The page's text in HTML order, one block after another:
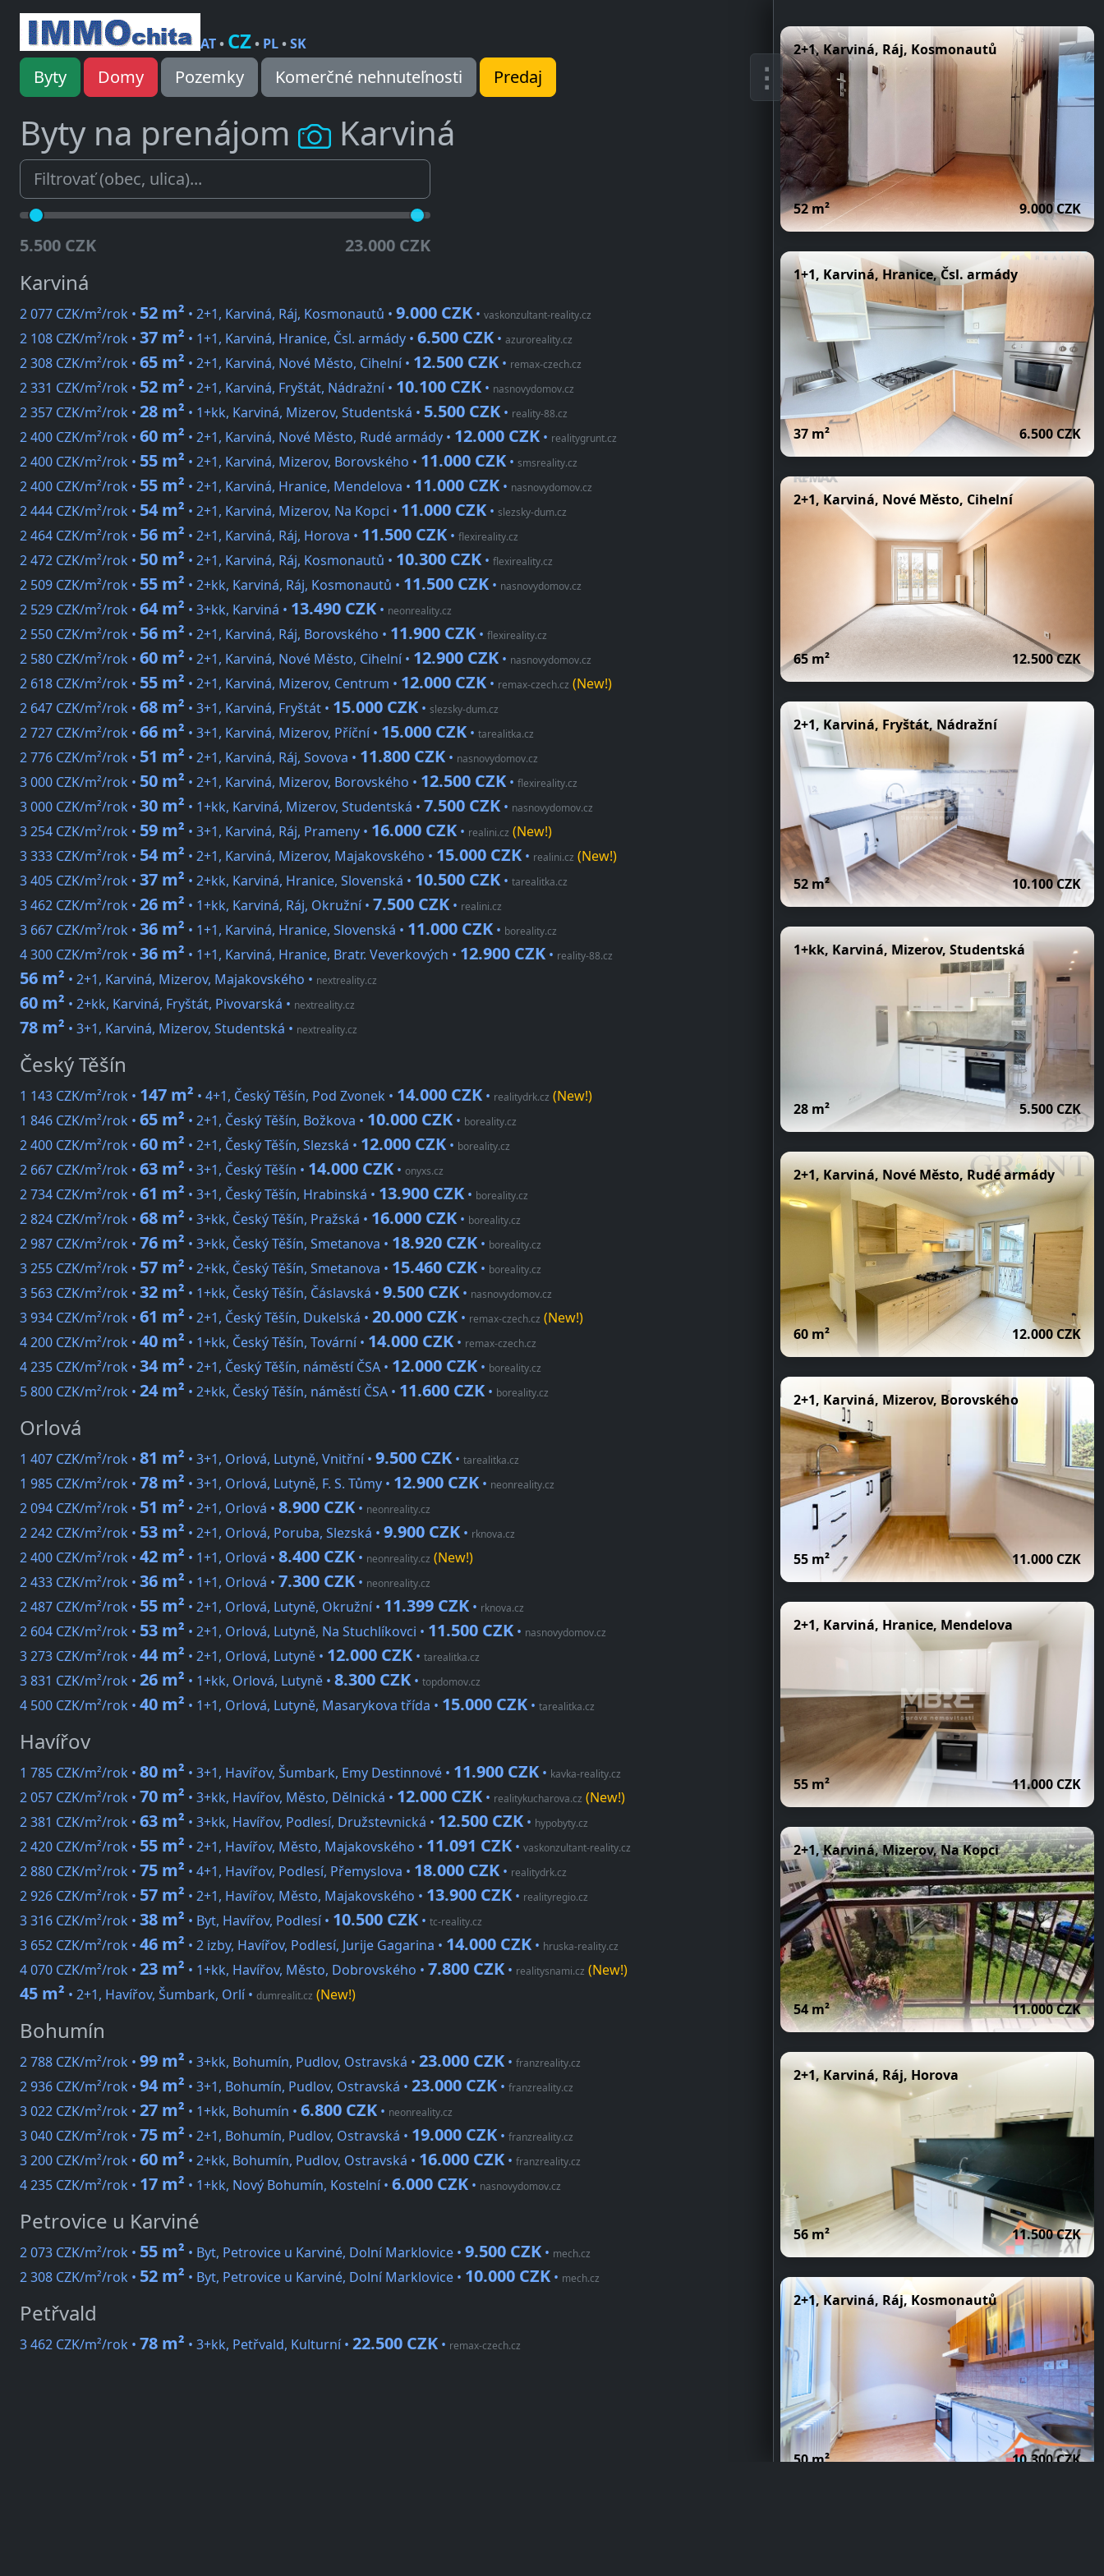
AT• CZ• PL•SK
Byty Domy Pozemky Komerčné nehnuteľnosti Predaj
Byty na prenájom Karviná
5.500 CZK 23.000 CZK
Karviná
2 077 CZK/m²/rok • 52 m² • 2+1, Karviná, Ráj, Kosmonautů • 9.000 CZK • vaskonzultant-reality.cz
2 108 CZK/m²/rok • 37 m² • 1+1, Karviná, Hranice, Čsl. armády • 6.500 CZK • azuroreality.cz
2 308 CZK/m²/rok • 65 m² • 2+1, Karviná, Nové Město, Cihelní • 12.500 CZK • remax-czech.cz
2 331 CZK/m²/rok • 52 m² • 2+1, Karviná, Fryštát, Nádražní • 10.100 CZK • nasnovydomov.cz
2 357 CZK/m²/rok • 28 m² • 1+kk, Karviná, Mizerov, Studentská • 5.500 CZK • reality-88.cz
2 400 CZK/m²/rok • 60 m² • 2+1, Karviná, Nové Město, Rudé armády • 12.000 CZK • realitygrunt.cz
2 400 CZK/m²/rok • 55 m² • 2+1, Karviná, Mizerov, Borovského • 11.000 CZK • smsreality.cz
2 400 CZK/m²/rok • 55 m² • 2+1, Karviná, Hranice, Mendelova • 11.000 CZK • nasnovydomov.cz
2 444 CZK/m²/rok • 54 m² • 2+1, Karviná, Mizerov, Na Kopci • 11.000 CZK • slezsky-dum.cz
2 464 CZK/m²/rok • 56 m² • 2+1, Karviná, Ráj, Horova • 11.500 CZK • flexireality.cz
2 472 CZK/m²/rok • 50 m² • 2+1, Karviná, Ráj, Kosmonautů • 10.300 CZK • flexireality.cz
2 509 CZK/m²/rok • 55 m² • 2+kk, Karviná, Ráj, Kosmonautů • 11.500 CZK • nasnovydomov.cz
2 529 CZK/m²/rok • 64 m² • 3+kk, Karviná • 13.490 CZK • neonreality.cz
2 550 CZK/m²/rok • 56 m² • 2+1, Karviná, Ráj, Borovského • 11.900 CZK • flexireality.cz
2 580 CZK/m²/rok • 60 m² • 2+1, Karviná, Nové Město, Cihelní • 12.900 CZK • nasnovydomov.cz
2 618 CZK/m²/rok • 55 m² • 2+1, Karviná, Mizerov, Centrum • 12.000 CZK • remax-czech.cz (New!)
2 647 CZK/m²/rok • 68 m² • 3+1, Karviná, Fryštát • 15.000 CZK • slezsky-dum.cz
2 727 CZK/m²/rok • 66 m² • 3+1, Karviná, Mizerov, Příční • 15.000 CZK • tarealitka.cz
2 776 CZK/m²/rok • 51 m² • 2+1, Karviná, Ráj, Sovova • 11.800 CZK • nasnovydomov.cz
3 000 CZK/m²/rok • 50 m² • 2+1, Karviná, Mizerov, Borovského • 12.500 CZK • flexireality.cz
3 000 CZK/m²/rok • 30 m² • 1+kk, Karviná, Mizerov, Studentská • 7.500 CZK • nasnovydomov.cz
3 254 CZK/m²/rok • 59 m² • 3+1, Karviná, Ráj, Prameny • 16.000 CZK • realini.cz (New!)
3 333 CZK/m²/rok • 54 m² • 2+1, Karviná, Mizerov, Majakovského • 15.000 CZK • realini.cz (New!)
3 405 CZK/m²/rok • 37 m² • 2+kk, Karviná, Hranice, Slovenská • 10.500 CZK • tarealitka.cz
3 462 CZK/m²/rok • 26 m² • 1+kk, Karviná, Ráj, Okružní • 7.500 CZK • realini.cz
3 667 CZK/m²/rok • 36 m² • 1+1, Karviná, Hranice, Slovenská • 11.000 CZK • boreality.cz
4 300 CZK/m²/rok • 36 m² • 1+1, Karviná, Hranice, Bratr. Veverkových • 12.900 CZK • reality-88.cz
56 m² • 2+1, Karviná, Mizerov, Majakovského • nextreality.cz
60 m² • 2+kk, Karviná, Fryštát, Pivovarská • nextreality.cz
78 m² • 3+1, Karviná, Mizerov, Studentská • nextreality.cz
Český Těšín
1 143 CZK/m²/rok • 147 m² • 4+1, Český Těšín, Pod Zvonek • 14.000 CZK • realitydrk.cz (New!)
1 846 CZK/m²/rok • 65 m² • 2+1, Český Těšín, Božkova • 10.000 CZK • boreality.cz
2 400 CZK/m²/rok • 60 m² • 2+1, Český Těšín, Slezská • 12.000 CZK • boreality.cz
2 667 CZK/m²/rok • 63 m² • 3+1, Český Těšín • 14.000 CZK • onyxs.cz
2 734 CZK/m²/rok • 61 m² • 3+1, Český Těšín, Hrabinská • 13.900 CZK • boreality.cz
2 824 CZK/m²/rok • 68 m² • 3+kk, Český Těšín, Pražská • 16.000 CZK • boreality.cz
2 987 CZK/m²/rok • 76 m² • 3+kk, Český Těšín, Smetanova • 18.920 CZK • boreality.cz
3 255 CZK/m²/rok • 57 m² • 2+kk, Český Těšín, Smetanova • 15.460 CZK • boreality.cz
3 563 CZK/m²/rok • 32 m² • 1+kk, Český Těšín, Čáslavská • 9.500 CZK • nasnovydomov.cz
3 934 CZK/m²/rok • 61 m² • 2+1, Český Těšín, Dukelská • 20.000 CZK • remax-czech.cz (New!)
4 200 CZK/m²/rok • 40 m² • 1+kk, Český Těšín, Tovární • 14.000 CZK • remax-czech.cz
4 235 CZK/m²/rok • 34 m² • 2+1, Český Těšín, náměstí ČSA • 12.000 CZK • boreality.cz
5 800 CZK/m²/rok • 24 m² • 2+kk, Český Těšín, náměstí ČSA • 11.600 CZK • boreality.cz
Orlová
1 407 CZK/m²/rok • 81 m² • 3+1, Orlová, Lutyně, Vnitřní • 9.500 CZK • tarealitka.cz
1 985 CZK/m²/rok • 78 m² • 3+1, Orlová, Lutyně, F. S. Tůmy • 12.900 CZK • neonreality.cz
2 094 CZK/m²/rok • 51 m² • 2+1, Orlová • 8.900 CZK • neonreality.cz
2 242 CZK/m²/rok • 53 m² • 2+1, Orlová, Poruba, Slezská • 9.900 CZK • rknova.cz
2 400 CZK/m²/rok • 42 m² • 1+1, Orlová • 8.400 CZK • neonreality.cz (New!)
2 433 CZK/m²/rok • 36 m² • 1+1, Orlová • 7.300 CZK • neonreality.cz
2 487 CZK/m²/rok • 55 m² • 2+1, Orlová, Lutyně, Okružní • 11.399 CZK • rknova.cz
2 604 CZK/m²/rok • 53 m² • 2+1, Orlová, Lutyně, Na Stuchlíkovci • 11.500 CZK • nasnovydomov.cz
3 273 CZK/m²/rok • 44 m² • 2+1, Orlová, Lutyně • 12.000 CZK • tarealitka.cz
3 831 CZK/m²/rok • 26 m² • 1+kk, Orlová, Lutyně • 8.300 CZK • topdomov.cz
4 500 CZK/m²/rok • 40 m² • 1+1, Orlová, Lutyně, Masarykova třída • 15.000 CZK • tarealitka.cz
Havířov
1 785 CZK/m²/rok • 80 m² • 3+1, Havířov, Šumbark, Emy Destinnové • 11.900 CZK • kavka-reality.cz
2 057 CZK/m²/rok • 70 m² • 3+kk, Havířov, Město, Dělnická • 12.000 CZK • realitykucharova.cz (New!)
2 381 CZK/m²/rok • 63 m² • 3+kk, Havířov, Podlesí, Družstevnická • 12.500 CZK • hypobyty.cz
2 420 CZK/m²/rok • 55 m² • 2+1, Havířov, Město, Majakovského • 11.091 CZK • vaskonzultant-reality.cz
2 880 CZK/m²/rok • 75 m² • 4+1, Havířov, Podlesí, Přemyslova • 18.000 CZK • realitydrk.cz
2 926 CZK/m²/rok • 57 m² • 2+1, Havířov, Město, Majakovského • 13.900 CZK • realityregio.cz
3 316 CZK/m²/rok • 38 m² • Byt, Havířov, Podlesí • 10.500 CZK • tc-reality.cz
3 652 CZK/m²/rok • 46 m² • 2 izby, Havířov, Podlesí, Jurije Gagarina • 14.000 CZK • hruska-reality.cz
4 070 CZK/m²/rok • 23 m² • 1+kk, Havířov, Město, Dobrovského • 7.800 CZK • realitysnami.cz (New!)
45 m² • 2+1, Havířov, Šumbark, Orlí• dumrealit.cz (New!)
Bohumín
2 788 CZK/m²/rok • 99 m² • 3+kk, Bohumín, Pudlov, Ostravská • 23.000 CZK • franzreality.cz
2 936 CZK/m²/rok • 94 m² • 3+1, Bohumín, Pudlov, Ostravská • 23.000 CZK • franzreality.cz
3 022 CZK/m²/rok • 27 m² • 1+kk, Bohumín • 6.800 CZK • neonreality.cz
3 040 CZK/m²/rok • 75 m² • 2+1, Bohumín, Pudlov, Ostravská • 19.000 CZK • franzreality.cz
3 200 CZK/m²/rok • 60 m² • 2+kk, Bohumín, Pudlov, Ostravská • 16.000 CZK • franzreality.cz
4 235 CZK/m²/rok • 17 m² • 1+kk, Nový Bohumín, Kostelní • 6.000 CZK • nasnovydomov.cz
Petrovice u Karviné
2 073 CZK/m²/rok • 55 m² • Byt, Petrovice u Karviné, Dolní Marklovice • 9.500 CZK • mech.cz
2 308 CZK/m²/rok • 52 m² • Byt, Petrovice u Karviné, Dolní Marklovice • 10.000 CZK • mech.cz
Petřvald
3 462 CZK/m²/rok • 78 m² • 3+kk, Petřvald, Kulturní • 22.500 CZK • remax-czech.cz